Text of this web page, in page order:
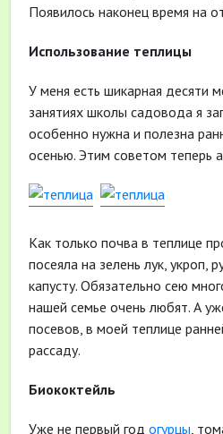
Появилось наконец время на
Использование теплицы
У меня есть шикарная десяти
занятиях школы садовода я
особенно нужна и полезна
осенью. Этим советом теперь
Как только почва в теплице
посеяла на зелень лук, укроп,
капусту. Обязательно сею
нашей семье очень любят. А
посевов, в моей теплице
рассаду.
Биококтейль
Уже не первый год огурцы,